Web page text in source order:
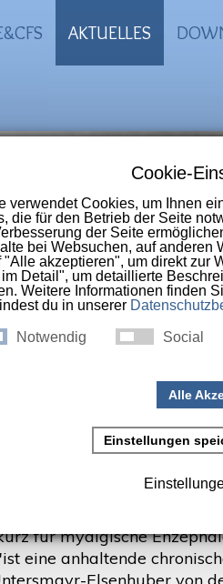
AKTUELLES
die anME, CFS,
erkrankt
- Staat
21. Februar 2022
von Long-Covid-
für myalgische
eine anhaltende
Elsenhuber von